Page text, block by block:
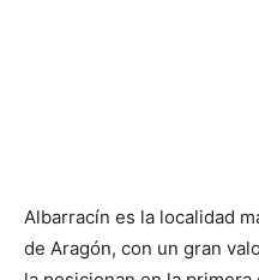
Albarracín es la localidad
de Aragón, con un gran